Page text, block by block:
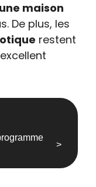
maison
De plus, les
restent